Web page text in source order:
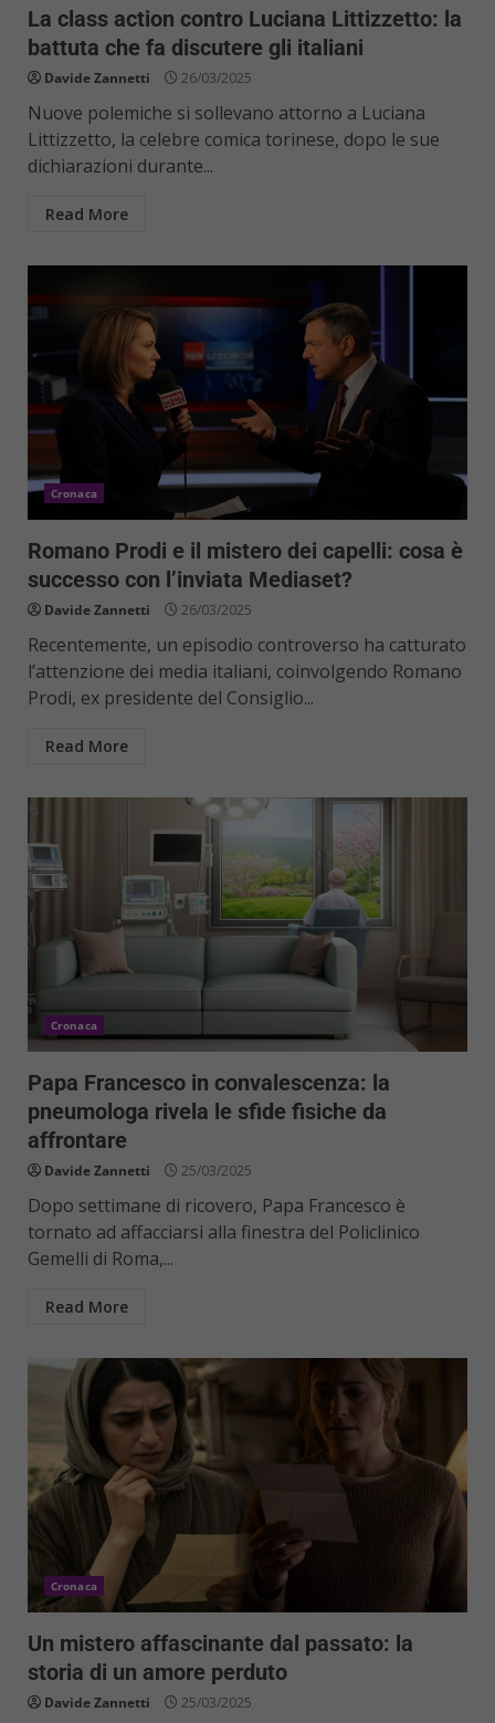
La class action contro Luciana Littizzetto: la
battuta che fa discutere gli italiani
Davide Zannetti 26/03/2025
Nuove polemiche si sollevano attorno a Luciana
Littizzetto, la celebre comica torinese, dopo le sue
dichiarazioni durante...
Read More
Cronaca
Romano Prodi e il mistero dei capelli: cosa è
successo con l’inviata Mediaset?
Davide Zannetti 26/03/2025
Recentemente, un episodio controverso ha catturato
l’attenzione dei media italiani, coinvolgendo Romano
Prodi, ex presidente del Consiglio...
Read More
Cronaca
Papa Francesco in convalescenza: la
pneumologa rivela le sfide fisiche da
affrontare
Davide Zannetti 25/03/2025
Dopo settimane di ricovero, Papa Francesco è
tornato ad affacciarsi alla finestra del Policlinico
Gemelli di Roma,...
Read More
Cronaca
Un mistero affascinante dal passato: la
storia di un amore perduto
Davide Zannetti 25/03/2025